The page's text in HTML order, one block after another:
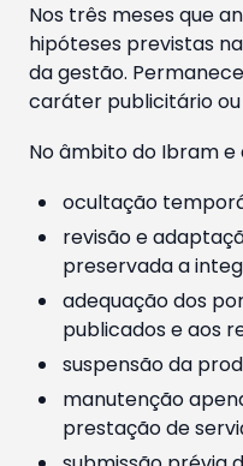
Nos três meses que
hipóteses previstas
da gestão.
caráter publicitário
No âmbito do Ibram e
ocultação
revisão e
preservada a
adequação dos
publicados e aos
suspensão da
manutenção
prestação de